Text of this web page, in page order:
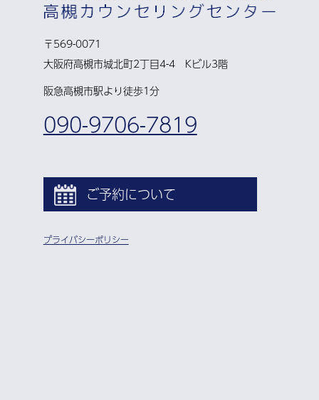
〒569-0071
大阪府高槻市城北町2丁目4-4 Kビル3階
阪急高槻市駅より徒歩1分
090-9706-7819
ご予約について
プライバシーポリシー